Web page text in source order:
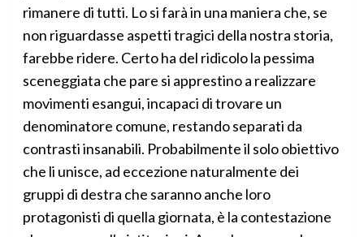
rimanere di tutti. Lo si farà in una maniera che, se
non riguardasse aspetti tragici della nostra storia,
farebbe ridere. Certo ha del ridicolo la pessima
sceneggiata che pare si apprestino a realizzare
movimenti esangui, incapaci di trovare un
denominatore comune, restando separati da
contrasti insanabili. Probabilmente il solo obiettivo
che li unisce, ad eccezione naturalmente dei
gruppi di destra che saranno anche loro
protagonisti di quella giornata, è la contestazione